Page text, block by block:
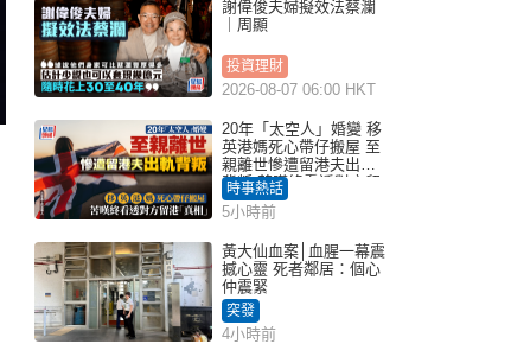
謝偉俊夫婦擬效法蔡瀾
｜周顯
投資理財
2026-08-07 06:00 HKT
20年「太空人」婚變 移
英港媽死心帶仔搬屋 至
親離世慘遭留港夫出軌
背叛 苦嘆終看透對方留
港「真相」｜Juicy叮
時事熱話
5小時前
黃大仙血案│血腥一幕震
撼心靈 死者鄰居：個心
仲震緊
突發
4小時前